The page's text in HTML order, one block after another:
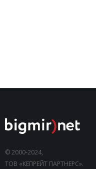
© 2000-2024,
ТОВ «КЕПРЕЙТ ПАРТНЕРС».